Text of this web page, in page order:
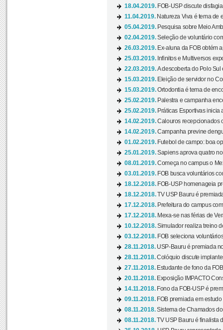
18.04.2019. FOB-USP discute
11.04.2019. Natureza Viva é tema de
05.04.2019. Pesquisa sobre Meio
02.04.2019.Seleção de voluntário
26.03.2019. Ex-aluna da FOB obtém
25.03.2019. Infinitos e Multiversos
22.03.2019.A descoberta do Polo Sul
15.03.2019. Eleição de servidor no
15.03.2019.Ortodontia é tema de
25.02.2019. Palestra e campanha
25.02.2019. Práticas Esportivas inicia
14.02.2019.Calouros recepcionados
14.02.2019.Campanha previne
01.02.2019. Futebol de campo: boa
25.01.2019.Sapiens aprova quatro
08.01.2019.Começa no campus o
03.01.2019. FOB busca voluntários
18.12.2018. FOB-USP homenageia
18.12.2018.TV USP Bauru é
17.12.2018. Prefeitura do campus
17.12.2018. Mexa-se nas férias de
10.12.2018.Simulador realiza treino
03.12.2018. FOB seleciona
28.11.2018. USP-Bauru é premiada
28.11.2018.Colóquio discute
27.11.2018. Estudante de fono da
20.11.2018. Exposição IMPACTO
14.11.2018. Fono da FOB-USP é
09.11.2018. FOB premiada em estudo
08.11.2018.Sistema de Chamados
08.11.2018.TV USP Bauru é finalista